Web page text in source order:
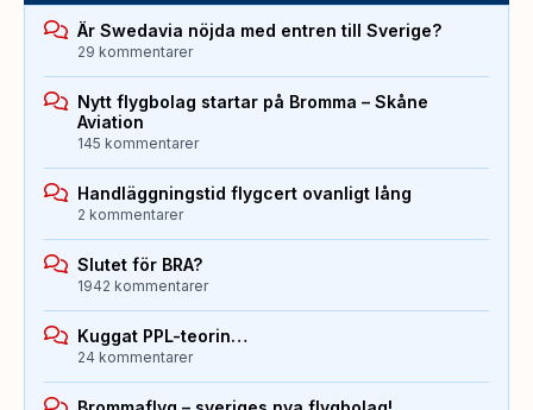
Är Swedavia nöjda med entren till Sverige?
29 kommentarer
Nytt flygbolag startar på Bromma – Skåne
Aviation
145 kommentarer
Handläggningstid flygcert ovanligt lång
2 kommentarer
Slutet för BRA?
1942 kommentarer
Kuggat PPL-teorin…
24 kommentarer